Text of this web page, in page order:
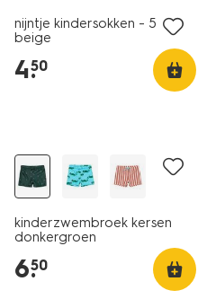
nijntje kindersokken - 5 paar
beige
4.
50
kinderzwembroek kersen
donkergroen
6.
50